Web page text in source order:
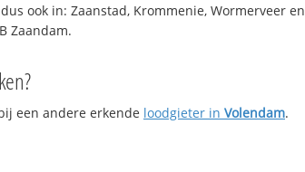
ook in: Zaanstad, Krommenie, Wormerveer en
Zaandam.
een andere erkende loodgieter in Volendam.